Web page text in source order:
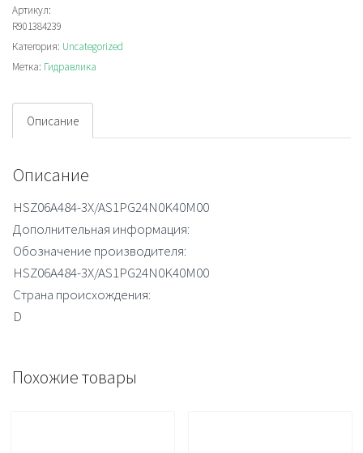
3X/AS1PG24N0K40M00
Sandwich
plate
Артикул:
R901384239
Категория: Uncategorized
Метка: Гидравлика
Описание
Описание
HSZ06A484-3X/AS1PG24N0K40M00
Дополнительная информация:
Обозначение производителя:
HSZ06A484-3X/AS1PG24N0K40M00
Страна происхождения:
D
Похожие товары